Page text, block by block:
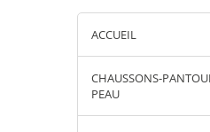
ACCUEIL
CHAUSSONS-
PEAU